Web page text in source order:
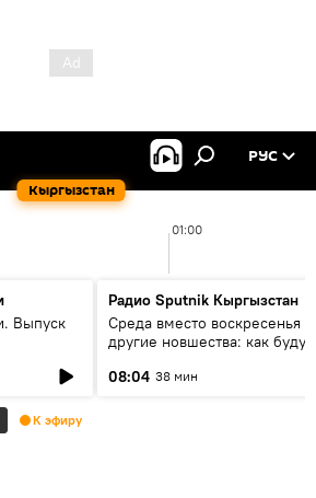
Кыргызстан
РУС
01:00
Выпуск
Радио Sputnik Кыргызстан
Среда вместо воскресенья и
другие новшества: как будут
08:04 38 мин
К эфиру